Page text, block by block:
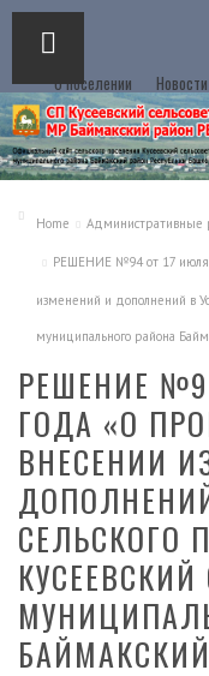
О поселении Новости
Home Административные
РЕШЕНИЕ №94 от 17 июля
изменений и дополнений в
муниципального района
РЕШЕНИЕ
ГОДА «О
ВНЕСЕНИИ
СЕЛЬСКОГО